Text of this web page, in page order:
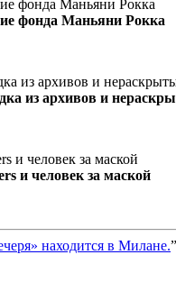
фонда Маньяни Рокка
из архивов и
и человек за маской
находится в Милане.”